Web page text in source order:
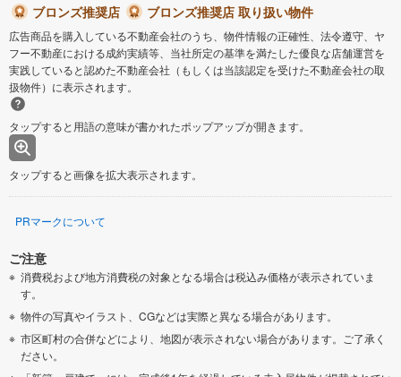
ブロンズ推奨店
ブロンズ推奨店 取り扱い物件
広告商品を購入している不動産会社のうち、物件情報の正確性、法令遵守、ヤ
フー不動産における成約実績等、当社所定の基準を満たした優良な店舗運営を
実践していると認めた不動産会社（もしくは当該認定を受けた不動産会社の取
扱物件）に表示されます。
タップすると用語の意味が書かれたポップアップが開きます。
タップすると画像を拡大表示されます。
PRマークについて
ご注意
消費税および地方消費税の対象となる場合は税込み価格が表示されていま
す。
物件の写真やイラスト、CGなどは実際と異なる場合があります。
市区町村の合併などにより、地図が表示されない場合があります。ご了承く
ださい。